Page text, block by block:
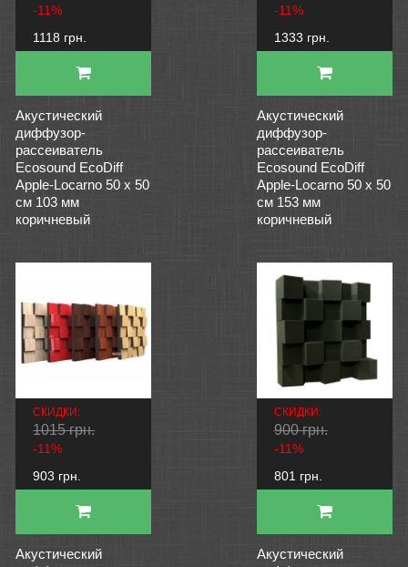
-11%
1118 грн.
Акустический
диффузор-
рассеиватель
Ecosound EcoDiff
Apple-Locarno 50 х 50
см 103 мм
коричневый
-11%
1333 грн.
Акустический
диффузор-
рассеиватель
Ecosound EcoDiff
Apple-Locarno 50 х 50
см 153 мм
коричневый
СКИДКИ:
1015 грн.
-11%
903 грн.
Акустический
СКИДКИ:
900 грн.
-11%
801 грн.
Акустический